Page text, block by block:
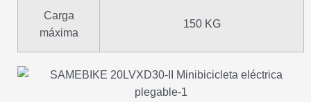
Carga
máxima
150 KG